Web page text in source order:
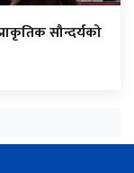
सौन्दर्यको